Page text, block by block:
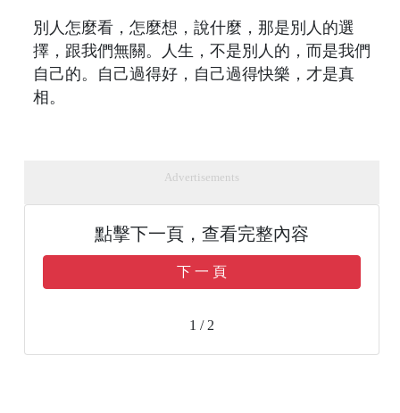
別人怎麼看，怎麼想，說什麼，那是別人的選
擇，跟我們無關。人生，不是別人的，而是我們
自己的。自己過得好，自己過得快樂，才是真
相。
Advertisements
點擊下一頁，查看完整內容
下 一 頁
1 / 2